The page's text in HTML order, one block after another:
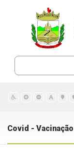
Covid - Vacinação